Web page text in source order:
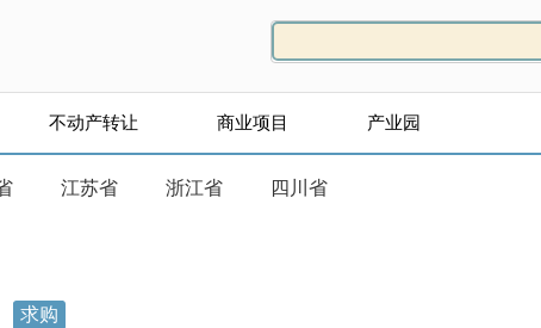
不动产转让 商业项目 产业园
江苏省 浙江省 四川省
求购